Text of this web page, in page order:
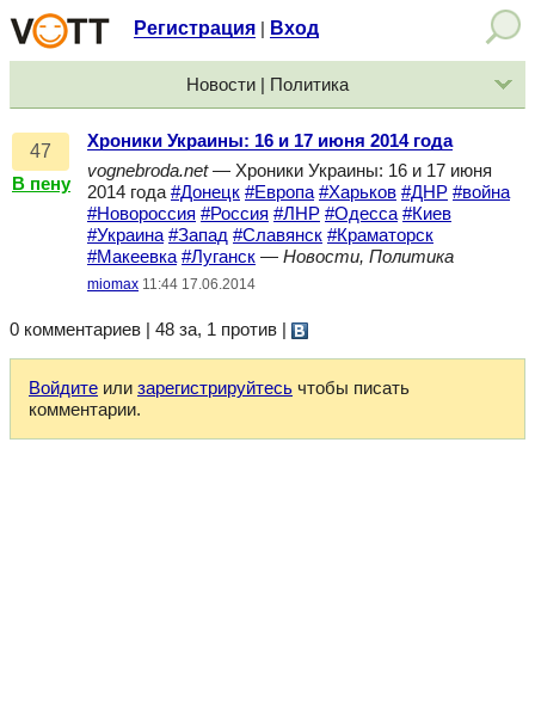
Регистрация Вход
Новости | Политика
47
В пену
Хроники Украины: 16 и 17 июня 2014 года
vognebroda.net— Хроники Украины: 16 и 17 июня
2014 года #Донецк #Европа #Харьков #ДНР #война
#Новороссия #Россия #ЛНР #Одесса #Киев
#Украина #Запад #Славянск #Краматорск
#Макеевка #Луганск — Новости, Политика
miomax 11:44 17.06.2014
0 комментариев | 48 за, 1 против
Войдите или зарегистрируйтесь чтобы писать
комментарии.